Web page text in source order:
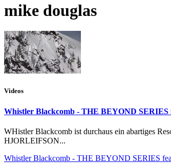
mike douglas
Videos
Whistler Blackcomb - THE BEYOND
WHistler Blackcomb ist durchaus ein abartiges
HJORLEIFSON...
Whistler Blackcomb - THE BEYOND SERIES